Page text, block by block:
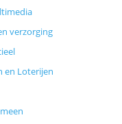
verzorging
en Loterijen